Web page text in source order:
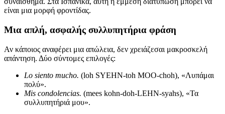
είναι μια μορφή φροντίδας.
Μια απλή, ασφαλής συλλυπητήρια φράση
Αν κάποιος αναφέρει μια απώλεια, δεν χρειάζεσαι μακροσκελή
απάντηση. Δύο σύντομες επιλογές:
Lo siento mucho. (loh SYEHN-toh MOO-choh), «Λυπάμαι
πολύ».
Mis condolencias. (mees kohn-doh-LEHN-syahs), «Τα
συλλυπητήριά μου».